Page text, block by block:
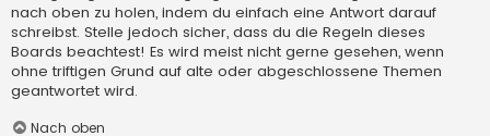
nach oben zu holen, indem du einfach eine Antwort darauf
schreibst. Stelle jedoch sicher, dass du die Regeln dieses
Boards beachtest! Es wird meist nicht gerne gesehen, wenn
ohne triftigen Grund auf alte oder abgeschlossene Themen
geantwortet wird.
Nach oben